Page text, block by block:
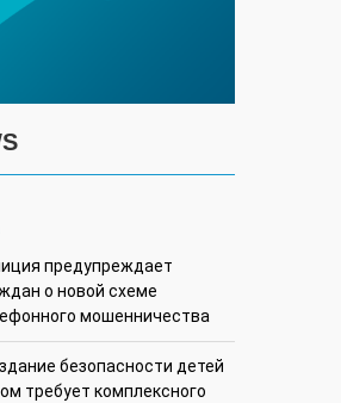
предупреждает
о новой схеме
мошенничества
безопасности детей
требует комплексного